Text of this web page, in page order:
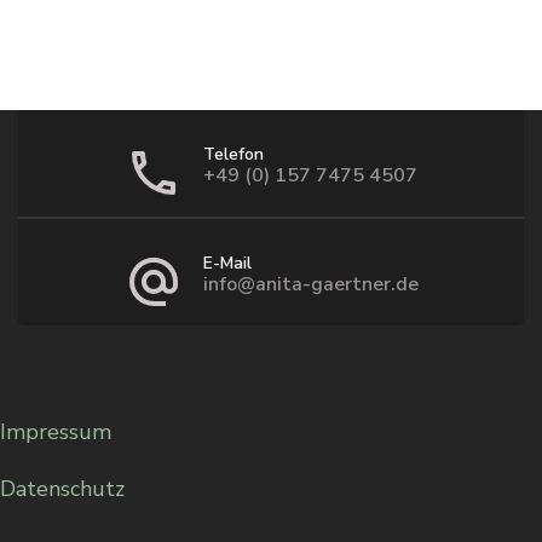
Telefon
+49 (0) 157 7475 4507
E-Mail
info@anita-gaertner.de
Impressum
Datenschutz